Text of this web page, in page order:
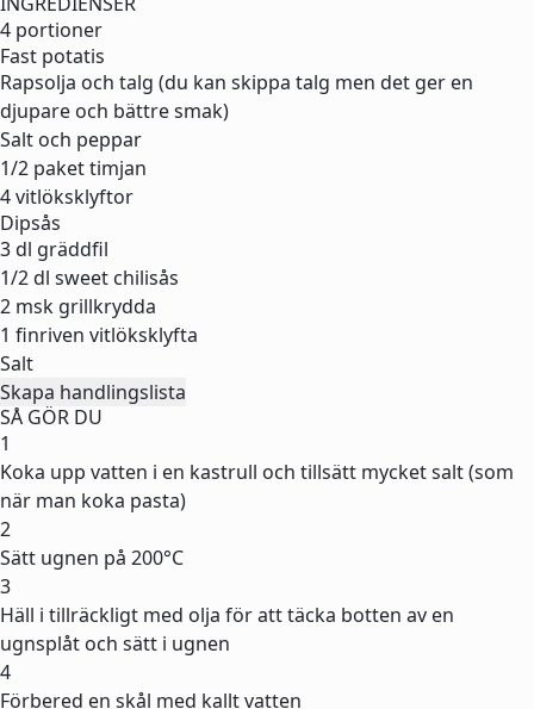
4 portioner
Fast potatis
Rapsolja och talg (du kan skippa talg men det ger en
djupare och bättre smak)
Salt och peppar
1/2 pakettimjan
4vitlöksklyftor
Dipsås
3 dl gräddfil
1/2 dl sweet chilisås
2 msk grillkrydda
1 finriven vitlöksklyfta
Salt
Skapa handlingslista
SÅ GÖR DU
1
Koka upp vatten i en kastrull och tillsätt mycket salt (som
när man koka pasta)
2
Sätt ugnen på 200°C
3
Häll i tillräckligt med olja för att täcka botten av en
ugnsplåt och sätt i ugnen
4
Förbered en skål med kallt vatten